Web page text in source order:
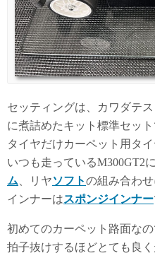
セッティングは、カワダテ
に煮詰めたキット標準セット
タイヤだけカーペット用タ
いつも走っているM300GT2
ム 、リヤソフトの組み合わせ
インナーはスポンジインナー
初めてのカーペット路面な
拍子抜けするほどとても良く